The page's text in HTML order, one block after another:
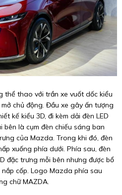
thể thao với trần xe vuốt dốc kiểu
chủ động. Đầu xe gây ấn tượng
kế kiểu 3D, đi kèm dải đèn LED
là cụm đèn chiếu sáng ban
của Mazda. Trong khi đó, đèn
xuống phía dưới. Phía sau, đèn
đặc trưng mỗi bên nhưng được bổ
cốp. Logo Mazda phía sau
chữ MAZDA.